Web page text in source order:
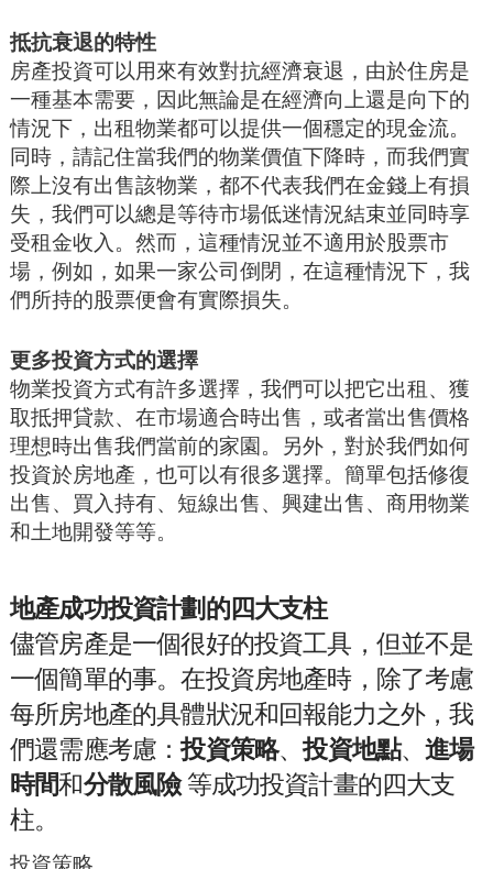
抵抗衰退的特性
房產投資可以用來有效對抗經濟衰退，由於住房是
一種基本需要，因此無論是在經濟向上還是向下的
情況下，出租物業都可以提供一個穩定的現金流。
同時，請記住當我們的物業價值下降時，而我們實
際上沒有出售該物業，都不代表我們在金錢上有損
失，我們可以總是等待市場低迷情況結束並同時享
受租金收入。然而，這種情況並不適用於股票市
場，例如，如果一家公司倒閉，在這種情況下，我
們所持的股票便會有實際損失。
更多投資方式的選擇
物業投資方式有許多選擇，我們可以把它出租、獲
取抵押貸款、在市場適合時出售，或者當出售價格
理想時出售我們當前的家園。另外，對於我們如何
投資於房地產，也可以有很多選擇。簡單包括修復
出售、買入持有、短線出售、興建出售、商用物業
和土地開發等等。
地產成功投資計劃的四大支柱
儘管房產是一個很好的投資工具，但並不是
一個簡單的事。在投資房地產時，除了考慮
每所房地產的具體狀況和回報能力之外，我
們還需應考慮：投資策略、投資地點、進場
時間和分散風險等成功投資計畫的四大支
柱。
投資策略